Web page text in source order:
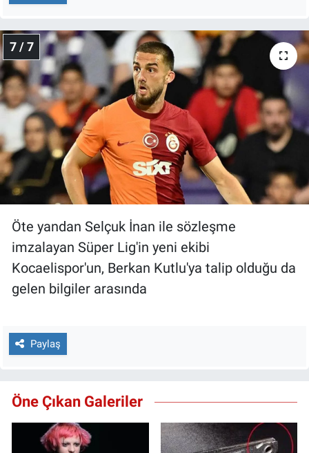
7 / 7
Öte yandan Selçuk İnan ile sözleşme
imzalayan Süper Lig'in yeni ekibi
Kocaelispor'un, Berkan Kutlu'ya talip olduğu da
gelen bilgiler arasında
Paylaş
Öne Çıkan Galeriler